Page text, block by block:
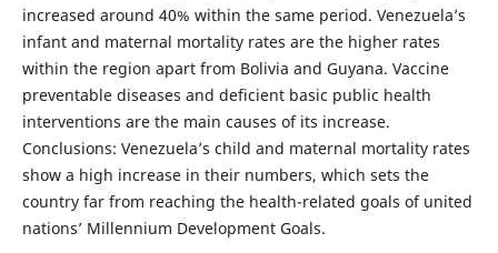
increased around 40% within the same period. Venezuela’s
infant and maternal mortality rates are the higher rates
within the region apart from Bolivia and Guyana. Vaccine
preventable diseases and deficient basic public health
interventions are the main causes of its increase.
Conclusions: Venezuela’s child and maternal mortality rates
show a high increase in their numbers, which sets the
country far from reaching the health-related goals of united
nations’ Millennium Development Goals.